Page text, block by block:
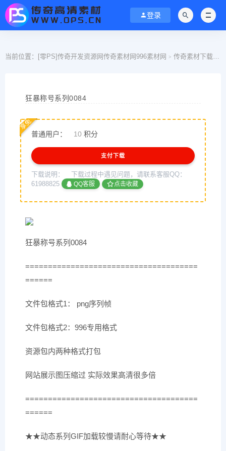
登录
当前位置： [零PS]传奇开发资源网传奇素材网996素材网 > 传奇素材下载
狂暴称号系列0084
普通用户： 10 积分
享免
支付下载
下载说明：
下载过程中遇见问题，请联系客服QQ：
61988825
QQ客服 点击收藏
狂暴称号系列0084
======================================
======
文件包格式1： png序列帧
文件包格式2：996专用格式
资源包内两种格式打包
网站展示图压缩过 实际效果高清很多倍
======================================
======
★★动态系列GIF加载较慢请耐心等待★★